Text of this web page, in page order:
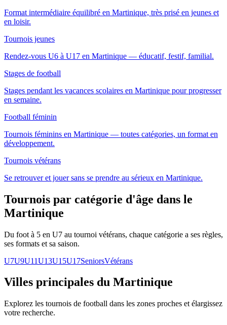
Format intermédiaire équilibré en Martinique, très prisé en jeunes et
en loisir.
Tournois jeunes
Rendez-vous U6 à U17 en Martinique — éducatif, festif, familial.
Stages de football
Stages pendant les vacances scolaires en Martinique pour progresser
en semaine.
Football féminin
Tournois féminins en Martinique — toutes catégories, un format en
développement.
Tournois vétérans
Se retrouver et jouer sans se prendre au sérieux en Martinique.
Tournois par catégorie d'âge dans le
Martinique
Du foot à 5 en U7 au tournoi vétérans, chaque catégorie a ses règles,
ses formats et sa saison.
U7U9U11U13U15U17SeniorsVétérans
Villes principales du Martinique
Explorez les tournois de football dans les zones proches et élargissez
votre recherche.